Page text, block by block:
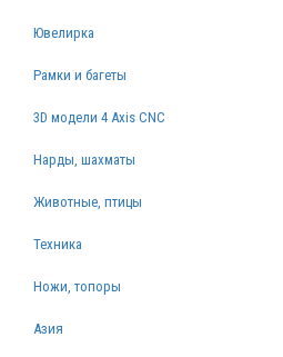
Ювелирка
Рамки и багеты
3D модели 4 Axis CNC
Нарды, шахматы
Животные, птицы
Техника
Ножи, топоры
Азия